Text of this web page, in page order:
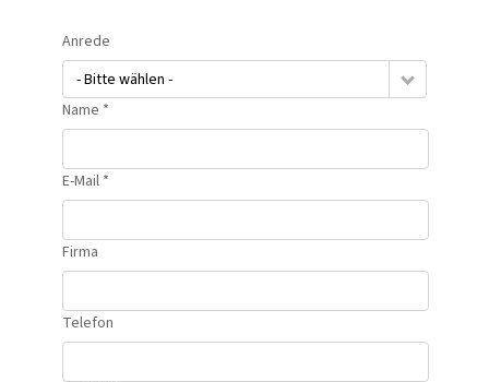
Anrede
- Bitte wählen -
Name *
E-Mail *
Firma
Telefon